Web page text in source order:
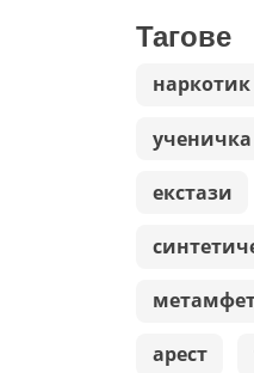
Тагове
наркотик
ученичка
екстази
арест